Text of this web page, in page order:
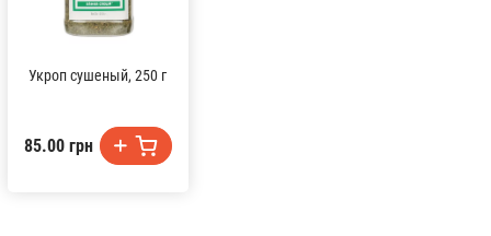
Укроп сушеный, 250 г
85.00 грн